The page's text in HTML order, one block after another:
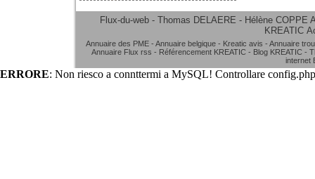
Flux-du-web - Thomas DELAERE - Hélène COPPE
KREATIC
Annuaire des PME - Annuaire belgique - Kreatic avis - Annuaire
Annuaire Flux rss - Référencement KREATIC - Blog KREATIC -
internet
ERRORE: Non riesco a connttermi a MySQL! Controllare